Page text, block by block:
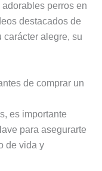
perros en
destacados de
carácter alegre, su
de comprar un
es importante
para asegurarte
de vida y